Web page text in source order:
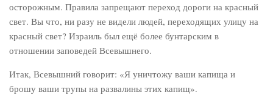
осторожным. Правила запрещают переход дороги на красный
свет. Вы что, ни разу не видели людей, переходящих улицу на
красный свет? Израиль был ещё более бунтарским в
отношении заповедей Всевышнего.
Итак, Всевышний говорит: «Я уничтожу ваши капища и
брошу ваши трупы на развалины этих капищ».